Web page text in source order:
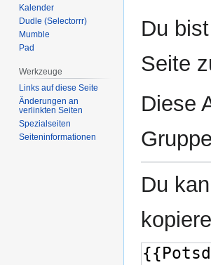
Navigation
Suche
Du
Seite
Diese
Du
Kalender
Dudle (Selectorrr)
Mumble
Pad
Werkzeuge
Links auf diese Seite
Änderungen an
verlinkten Seiten
Spezialseiten
Seiten­­informationen